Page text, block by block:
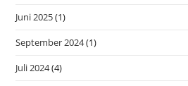
Juni 2025(1)
September 2024(1)
Juli 2024(4)